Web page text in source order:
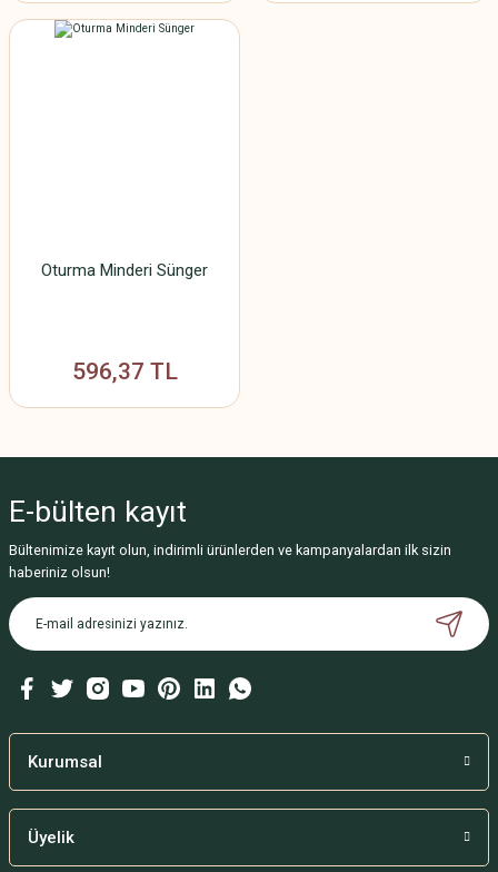
Oturma Minderi Sünger
596,37 TL
E-bülten kayıt
Bültenimize kayıt olun, indirimli ürünlerden ve kampanyalardan ilk sizin
haberiniz olsun!
Kurumsal
Üyelik